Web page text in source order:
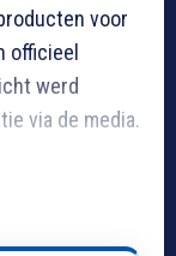
voor
officieel
werd
via de media.